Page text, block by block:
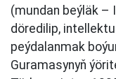
(mundan beýläk –
döredilip,
peýdalanmak
Guramasynyň